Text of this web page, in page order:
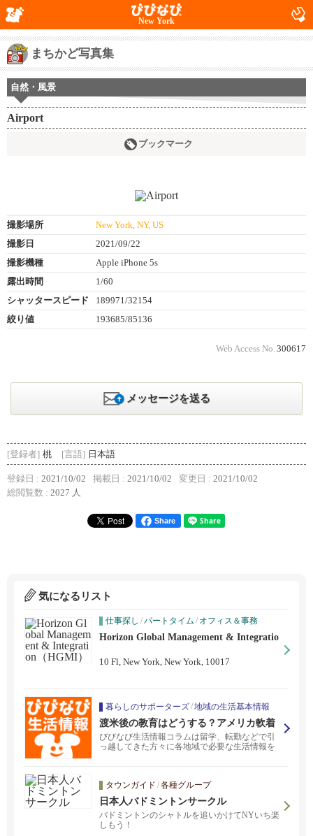
New York
まちかど写真集
自然・風景
Airport
ブックマーク
撮影場所
New York, NY, US
撮影日
2021/09/22
撮影機種
Apple iPhone 5s
露出時間
1/60
シャッタースピード
189971/32154
絞り値
193685/85136
Web Access No. 300617
メッセージを送る
[登録者] 桃 [言語] 日本語
登録日 : 2021/10/02 掲載日 : 2021/10/02 変更日 : 2021/10/02
総閲覧数 : 2027 人
Share
気になるリスト
仕事探し /パートタイム / オフィス＆事務
Horizon Global Management & Integratio
10 Fl, New York, New York, 10017
暮らしのサポーターズ/地域の生活基本情報
渡米後の教育はどうする？アメリカ軟着
陸！ソフトランディングのすすめ
びびなび生活情報コラムは留学、転勤などで引
っ越してきた方々に各地域で必要な生活情報を
タウンガイド /各種グループ
日本人バドミントンサークル
バドミントンのシャトルを追いかけてNYいち楽
しもう！